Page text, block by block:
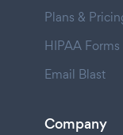
Plans &
HIPAA Forms
Email Blast
Company